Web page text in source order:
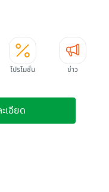
โปรโมชั่น ข่าว
เอียด